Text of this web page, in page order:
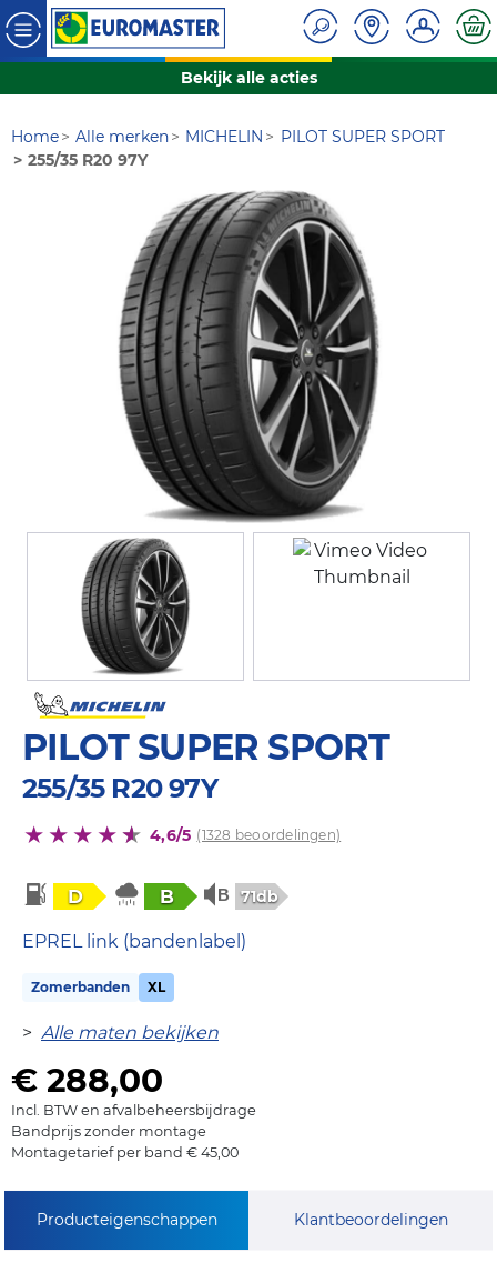
Bekijk alle acties
Home Alle merken MICHELIN
PILOT SUPER SPORT
255/35 R20 97Y
PILOT SUPER SPORT
255/35 R20 97Y
4,6/5 (1328 beoordelingen)
D B 71db
EPREL link (bandenlabel)
Zomerbanden XL
> Alle maten bekijken
€ 288,00
Incl. BTW en afvalbeheersbijdrage
Bandprijs zonder montage
Montagetarief per band € 45,00
Producteigenschappen Klantbeoordelingen